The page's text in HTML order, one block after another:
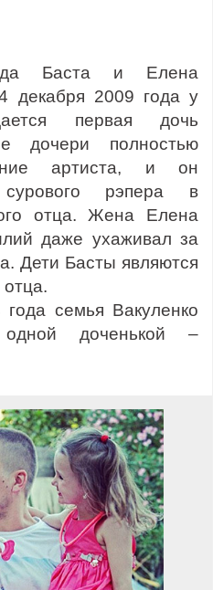
Баста и Елена
декабря 2009 года у
первая дочь
дочери полностью
артиста, и он
рэпера в
отца. Жена Елена
даже ухаживал за
Дети Басты являются
семья Вакуленко
доченькой –